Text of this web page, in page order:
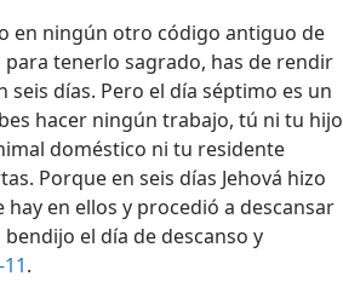
en ningún otro código antiguo de
para tenerlo sagrado, has de rendir
días. Pero el día séptimo es un
hacer ningún trabajo, tú ni tu hijo
doméstico ni tu residente
Porque en seis días Jehová hizo
en ellos y procedió a descansar
el día de descanso y
.